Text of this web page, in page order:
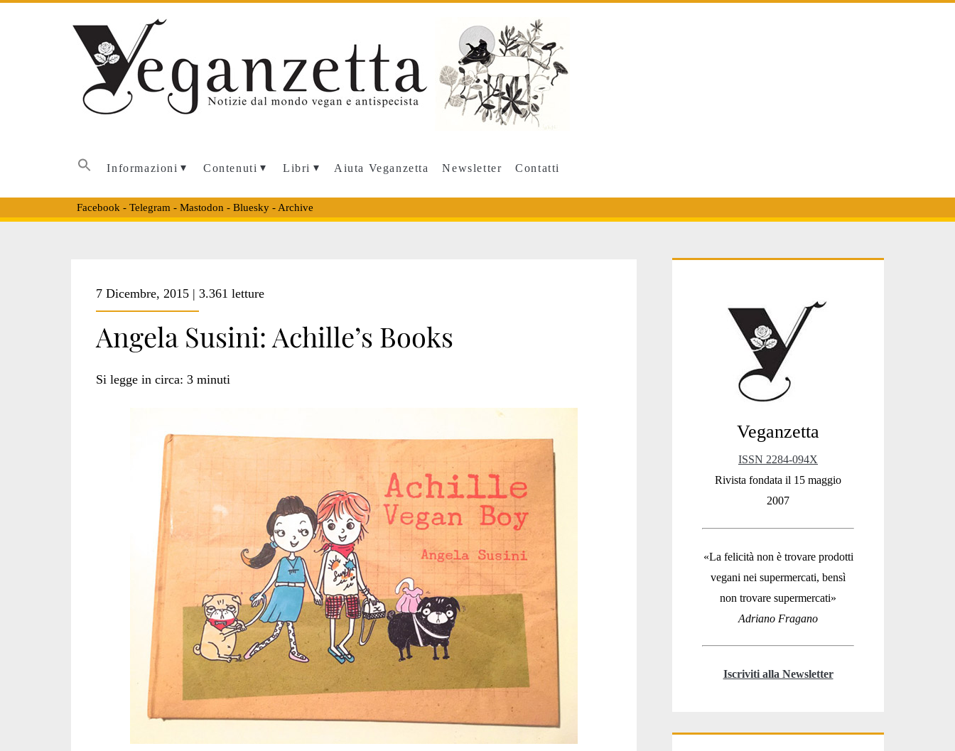
Informazioni Contenuti Libri Aiuta Veganzetta Newsletter Contatti
Facebook - Telegram - Mastodon - Bluesky- Archive
<span>Yummy
Achille</span>
7 Dicembre, 2015 | 3.361 letture
Angela Susini: Achille’s Books
Si legge in circa: 3 minuti
Sidebar
Veganzetta
ISSN 2284-094X
Rivista fondata il 15 maggio
2007
«La felicità non è trovare prodotti
vegani nei supermercati, bensì
non trovare supermercati»
Adriano Fragano
Iscriviti alla Newsletter